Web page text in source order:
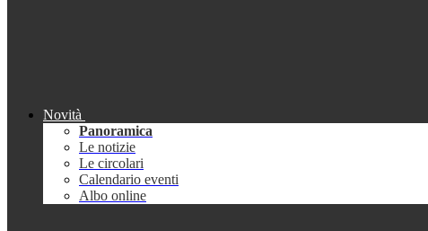
Novità
Panoramica
Le notizie
Le circolari
Calendario eventi
Albo online